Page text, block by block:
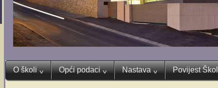
O školi ^ Opći podaci ^ Nastava ^ Povijest